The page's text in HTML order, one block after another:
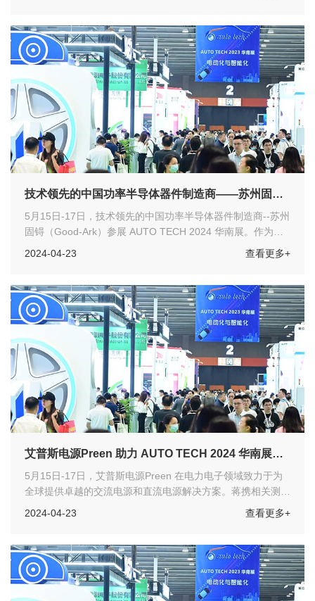
技术领先的中国功率半导体器件制造商——苏州固锝
5月15日-17日，技术领先的中国功率半导体器件制造商--苏州
固锝（Good-Ark）参展 AUTO TECH 2024 华南展。作为华
南重要的汽车科技创新展示平台，欢迎各位汽车工程师们莅临
2024-04-23 查看更多+
艾普斯电源Preen 助力 AUTO TECH 2024 华南展，
5月15日-17日，艾普斯电源Preen 在电力电子领域致力于为
全球提供卓越的交流电源和直流电源解决方案。蒋携相关测试
产品亮相 AUTO TECH 2024 华南展。作为华南重要的汽车科
2024-04-23 查看更多+